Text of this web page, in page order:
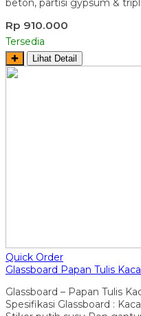
beton, partisi gypsum &
Rp 910.000
Tersedia
✚ Lihat Detail
Quick Order
Glassboard Papan Tulis
Glassboard – Papan Tulis
Spesifikasi Glassboard :